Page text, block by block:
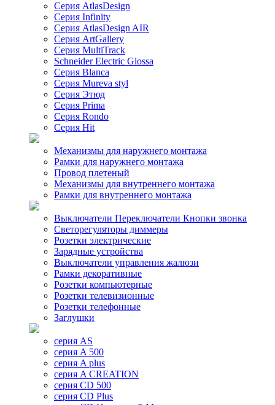
Серия AtlasDesign
Серия Infinity
Серия AtlasDesign AIR
Серия ArtGallery
Серия MultiTrack
Schneider Electric Glossa
Серия Blanca
Серия Mureva styl
Серия Этюд
Серия Prima
Серия Rondo
Серия Hit
Механизмы для наружнего монтажа
Рамки для наружнего монтажа
Провод плетеный
Механизмы для внутреннего монтажа
Рамки для внутреннего монтажа
Выключатели Переключатели Кнопки звонка
Светорегуляторы диммеры
Розетки электрические
Зарядные устройства
Выключатели управления жалюзи
Рамки декоративные
Розетки компьютерные
Розетки телевизионные
Розетки телефонные
Заглушки
серия AS
серия A 500
серия A plus
серия A CREATION
серия CD 500
серия CD Plus